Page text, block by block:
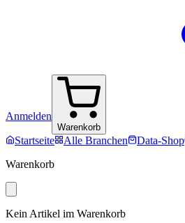
Anmelden
Warenkorb
Startseite Alle Branchen Data-Shop
Warenkorb
Kein Artikel im Warenkorb